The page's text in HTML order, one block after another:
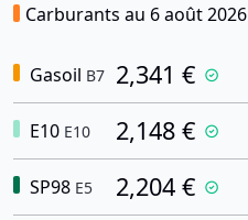
Carburants au 6 août 2026
Gasoil B7 2,341 €
E10 E10 2,148 €
SP98 E5 2,204 €